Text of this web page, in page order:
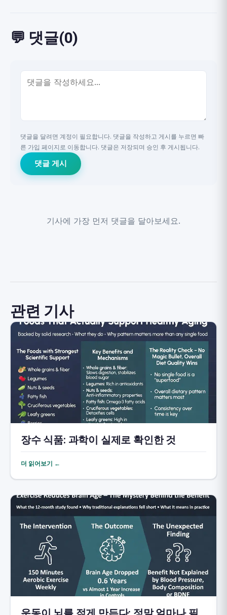
💬 댓글(0)
댓글을 달려면 계정이 필요합니다. 댓글을 작성하고 게시를 누르면 빠
른 가입 페이지로 이동합니다. 댓글은 저장되며 승인 후 게시됩니다.
댓글 게시
기사에 가장 먼저 댓글을 달아보세요.
관련 기사
장수 식품: 과학이 실제로 확인한 것
더 읽어보기 ←